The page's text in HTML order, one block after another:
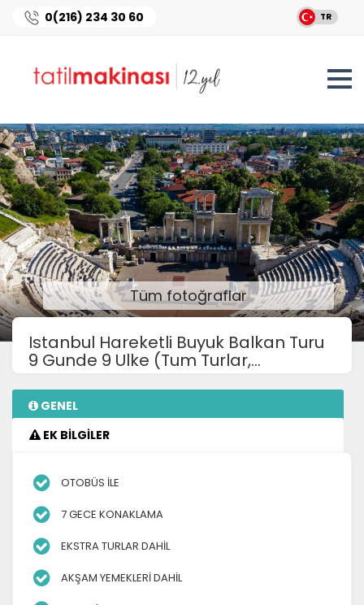
0(216) 234 30 60 TR
Tüm fotoğraflar
Istanbul Hareketli Buyuk Balkan Turu
9 Gunde 9 Ulke (Tum Turlar,...
GENEL
EK BİLGİLER
OTOBÜS İLE
7 GECE KONAKLAMA
EKSTRA TURLAR DAHİL
AKŞAM YEMEKLERİ DAHİL